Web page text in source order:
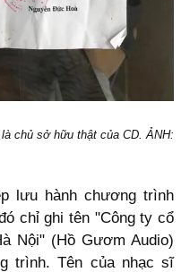
chủ sở hữu thật của CD. ẢNH:
lưu hành chương trình
chỉ ghi tên "Công ty cổ
Nội" (Hồ Gươm Audio)
trình. Tên của nhạc sĩ